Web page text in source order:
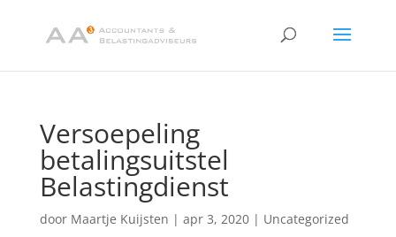
Versoepeling
betalingsuitstel
Belastingdienst
door Maartje Kuijsten | apr 3, 2020| Uncategorized